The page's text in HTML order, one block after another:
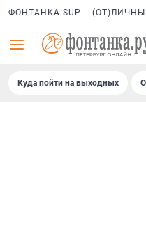
ФОНТАНКА SUP
Куда пойти на выходных